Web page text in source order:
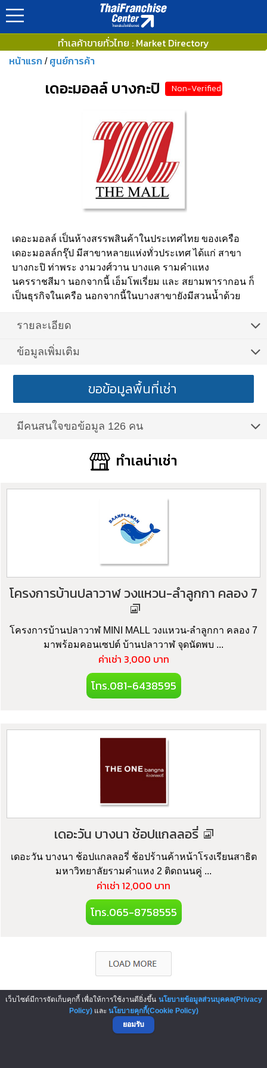
ทำเลค้าขายทั่วไทย : Market Directory
หน้าแรก / ศูนย์การค้า
เดอะมอลล์ บางกะปิ Non-Verified
เดอะมอลล์ เป็นห้างสรรพสินค้าในประเทศไทย ของเครือ
เดอะมอลล์กรุ๊ป มีสาขาหลายแห่งทั่วประเทศ ได้แก่ สาขา
บางกะปิ ท่าพระ งามวงศ์วาน บางแค รามคำแหง
นครราชสีมา นอกจากนี้ เอ็มโพเรี่ยม และ สยามพารากอน ก็
เป็นธุรกิจในเครือ นอกจากนี้ในบางสาขายังมีสวนน้ำด้วย
รายละเอียด
ข้อมูลเพิ่มเติม
ขอข้อมูลพื้นที่เช่า
มีคนสนใจขอข้อมูล 126 คน
ทำเลน่าเช่า
โครงการบ้านปลาวาฬ วงแหวน-ลำลูกกา คลอง 7
โครงการบ้านปลาวาฬ MINI MALL วงแหวน-ลำลูกกา คลอง 7
มาพร้อมคอนเซปต์ บ้านปลาวาฬ จุดนัดพบ ...
ค่าเช่า 3,000 บาท
โทร.081-6438595
เดอะวัน บางนา ช้อปแกลลอรี่
เดอะวัน บางนา ช้อปแกลลอรี่ ช้อปร้านค้าหน้าโรงเรียนสาธิต
มหาวิทยาลัยรามคำแหง 2 ติดถนนคู่ ...
ค่าเช่า 12,000 บาท
โทร.065-8758555
▲ GO TO TOP
เว็บไซต์มีการจัดเก็บคุกกี้ เพื่อให้การใช้งานดียิ่งขึ้น นโยบายข้อมูลส่วนบุคคล(Privacy
Policy)และ นโยบายคุกกี้(Cookie Policy)
ยอมรับ